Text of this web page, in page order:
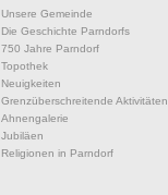
Unsere Gemeinde
Die Geschichte Parndorfs
750 Jahre Parndorf
Topothek
Neuigkeiten
Grenzüberschreitende Aktivitäten
Ahnengalerie
Jubiläen
Religionen in Parndorf